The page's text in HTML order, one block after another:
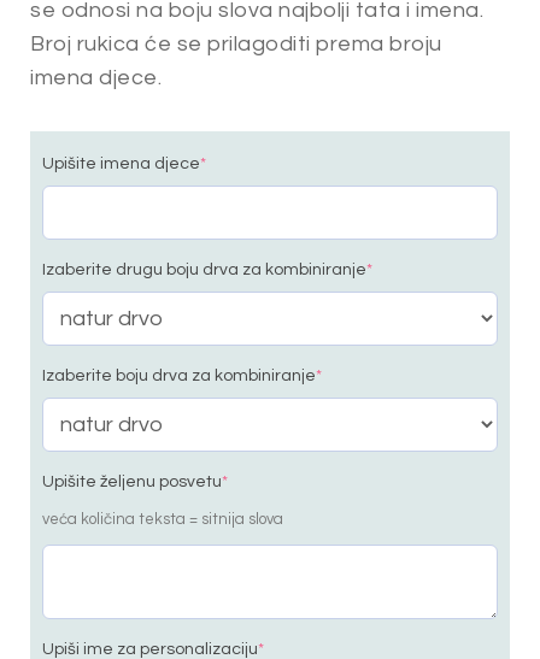
se odnosi na boju slova najbolji tata i imena.
Broj rukica će se prilagoditi prema broju
imena djece.
Upišite imena djece*
Izaberite drugu boju drva za kombiniranje*
Izaberite boju drva za kombiniranje*
Upišite željenu posvetu*
veća količina teksta = sitnija slova
Upiši ime za personalizaciju*